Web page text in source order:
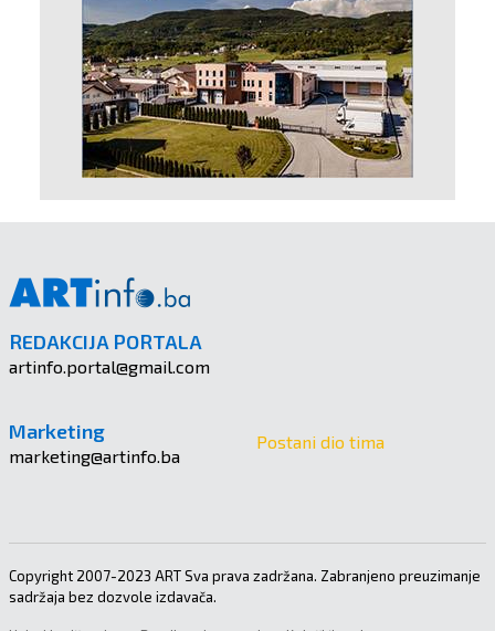
REDAKCIJA PORTALA
artinfo.portal@gmail.com
Marketing
marketing@artinfo.ba
Postani dio tima
Copyright 2007-2023 ART Sva prava zadržana. Zabranjeno preuzimanje
sadržaja bez dozvole izdavača.